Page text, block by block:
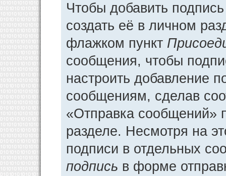
Чтобы добавить
создать её в личном
флажком пункт
сообщения, чтобы
настроить добавление
сообщениям, сделав
«Отправка сообщений»
разделе. Несмотря на
подписи в отдельных
подпись в форме